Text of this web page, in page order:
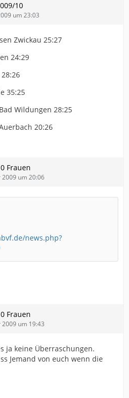
10
um 23:03
Zwickau 25:27
24:29
35:25
Wildungen 28:25
20:26
Frauen
um 20:06
news.php?
Frauen
um 19:43
ja keine Überraschungen.
Jemand von euch wenn die